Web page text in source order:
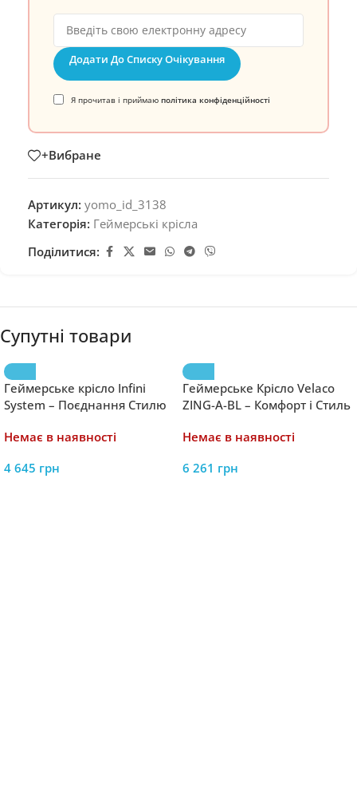
Додати До Списку Очікування
Я прочитав і приймаю політика конфіденційності
+Вибране
Артикул: yomo_id_3138
Категорія: Геймерські крісла
Поділитися:
Супутні товари
Геймерське крісло Infini
System – Поєднання Стилю
Немає в наявності
4 645 грн
Геймерське Крісло Velaco
ZING-A-BL – Комфорт і Стиль
Немає в наявності
6 261 грн